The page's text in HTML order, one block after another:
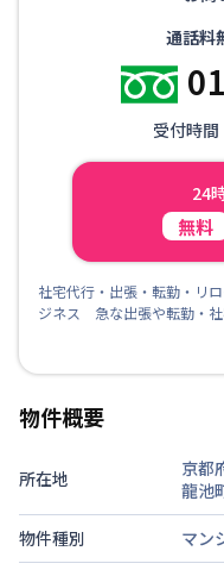
通話料
受付時
24
無料
社宅代行・出張・転勤・リ
ジネス 急な出張や転勤・
物件概要
所在地
京都
龍池
物件種別
マン